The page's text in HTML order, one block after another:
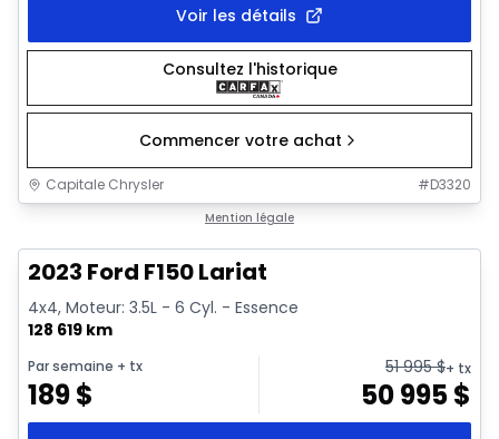
Voir les détails
Consultez l'historique
Commencer votre achat
Capitale Chrysler #D3320
Mention légale
2023 Ford F150 Lariat
4x4, Moteur: 3.5L - 6 Cyl. - Essence
128 619 km
Par semaine + tx
189$
51 995$+ tx
50 995$